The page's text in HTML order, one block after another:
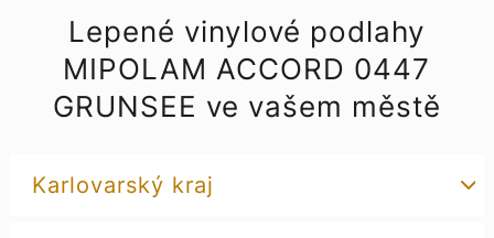
Lepené vinylové podlahy
MIPOLAM ACCORD 0447
GRUNSEE ve vašem městě
Karlovarský kraj